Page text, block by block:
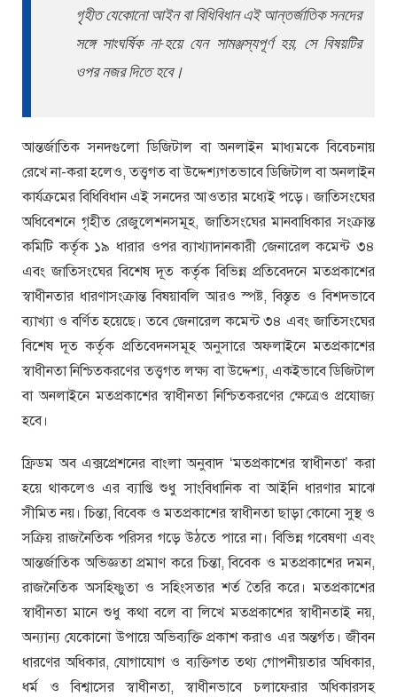
গৃহীত যেকোনো আইন বা বিধিবিধান এই আন্তর্জাতিক সনদের
সঙ্গে সাংঘর্ষিক না-হয়ে যেন সামঞ্জস্যপূর্ণ হয়, সে বিষয়টির
ওপর নজর দিতে হবে।
আন্তর্জাতিক সনদগুলো ডিজিটাল বা অনলাইন মাধ্যমকে বিবেচনায়
রেখে না-করা হলেও, তত্ত্বগত বা উদ্দেশ্যগতভাবে ডিজিটাল বা অনলাইন
কার্যক্রমের বিধিবিধান এই সনদের আওতার মধ্যেই পড়ে। জাতিসংঘের
অধিবেশনে গৃহীত রেজুলেশনসমূহ, জাতিসংঘের মানবাধিকার সংক্রান্ত
কমিটি কর্তৃক ১৯ ধারার ওপর ব্যাখ্যাদানকারী জেনারেল কমেন্ট ৩৪
এবং জাতিসংঘের বিশেষ দূত কর্তৃক বিভিন্ন প্রতিবেদনে মতপ্রকাশের
স্বাধীনতার ধারণাসংক্রান্ত বিষয়াবলি আরও স্পষ্ট, বিস্তৃত ও বিশদভাবে
ব্যাখ্যা ও বর্ণিত হয়েছে। তবে জেনারেল কমেন্ট ৩৪ এবং জাতিসংঘের
বিশেষ দূত কর্তৃক প্রতিবেদনসমূহ অনুসারে অফলাইনে মতপ্রকাশের
স্বাধীনতা নিশ্চিতকরণের তত্ত্বগত লক্ষ্য বা উদ্দেশ্য, একইভাবে ডিজিটাল
বা অনলাইনে মতপ্রকাশের স্বাধীনতা নিশ্চিতকরণের ক্ষেত্রেও প্রযোজ্য
হবে।
ফ্রিডম অব এক্সপ্রেশনের বাংলা অনুবাদ ‘মতপ্রকাশের স্বাধীনতা’ করা
হয়ে থাকলেও এর ব্যাপ্তি শুধু সাংবিধানিক বা আইনি ধারণার মাঝে
সীমিত নয়। চিন্তা, বিবেক ও মতপ্রকাশের স্বাধীনতা ছাড়া কোনো সুস্থ ও
সক্রিয় রাজনৈতিক পরিসর গড়ে উঠতে পারে না। বিভিন্ন গবেষণা এবং
আন্তর্জাতিক অভিজ্ঞতা প্রমাণ করে চিন্তা, বিবেক ও মতপ্রকাশের দমন,
রাজনৈতিক অসহিষ্ণুতা ও সহিংসতার শর্ত তৈরি করে। মতপ্রকাশের
স্বাধীনতা মানে শুধু কথা বলে বা লিখে মতপ্রকাশের স্বাধীনতাই নয়,
অন্যান্য যেকোনো উপায়ে অভিব্যক্তি প্রকাশ করাও এর অন্তর্গত। জীবন
ধারণের অধিকার, যোগাযোগ ও ব্যক্তিগত তথ্য গোপনীয়তার অধিকার,
ধর্ম ও বিশ্বাসের স্বাধীনতা, স্বাধীনভাবে চলাফেরার অধিকারসহ